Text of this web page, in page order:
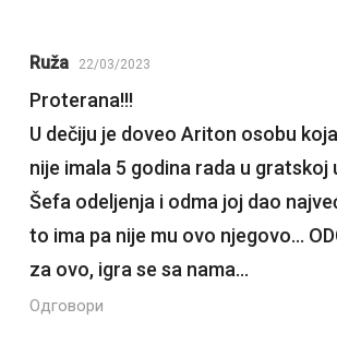
Ruža 22/03/2023
Proterana!!!
U dečiju je doveo Ariton osobu
nije imala 5 godina rada u gratskoj
Šefa odeljenja i odma joj dao
to ima pa nije mu ovo njegovo…
za ovo, igra se sa nama…
Одговори